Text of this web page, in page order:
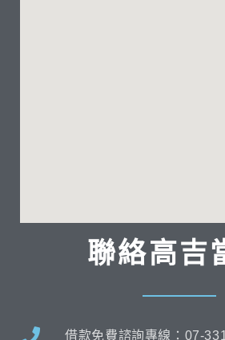
聯絡高吉
借款免費諮詢專線：07-